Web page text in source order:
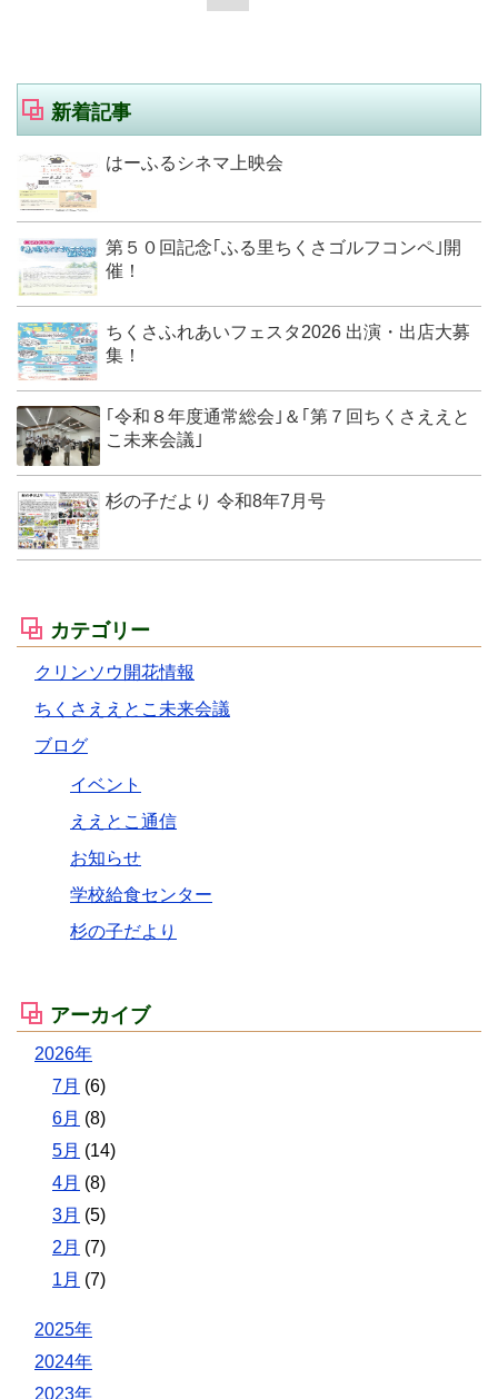
新着記事
はーふるシネマ上映会
第５０回記念｢ふる里ちくさゴルフコンペ｣開
催！
ちくさふれあいフェスタ2026 出演・出店大募
集！
｢令和８年度通常総会｣＆｢第７回ちくさええと
こ未来会議｣
杉の子だより 令和8年7月号
カテゴリー
クリンソウ開花情報
ちくさええとこ未来会議
ブログ
イベント
ええとこ通信
お知らせ
学校給食センター
杉の子だより
アーカイブ
2026年
7月 (6)
6月 (8)
5月 (14)
4月 (8)
3月 (5)
2月 (7)
1月 (7)
2025年
2024年
2023年